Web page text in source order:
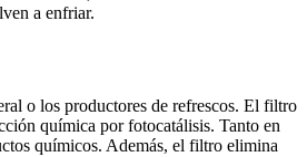
a enfriar.
o los productores de refrescos. El filtro
química por fotocatálisis. Tanto en
químicos. Además, el filtro elimina